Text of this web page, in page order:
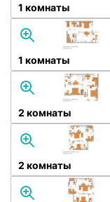
1 комнаты
1 комнаты
2 комнаты
2 комнаты